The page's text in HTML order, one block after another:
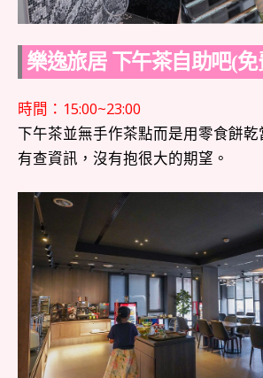
樂逸旅居 下午茶自助吧(免
時間：15:00~23:00
下午茶並無手作茶點而是用零食餅
有查資訊，沒有抱很大的期望。